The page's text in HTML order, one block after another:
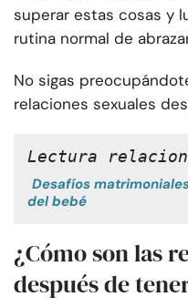
superar estas cosas y
rutina normal de
No sigas
relaciones sexuales
Lectura
Desafíos
del bebé
¿Cómo son las
después de